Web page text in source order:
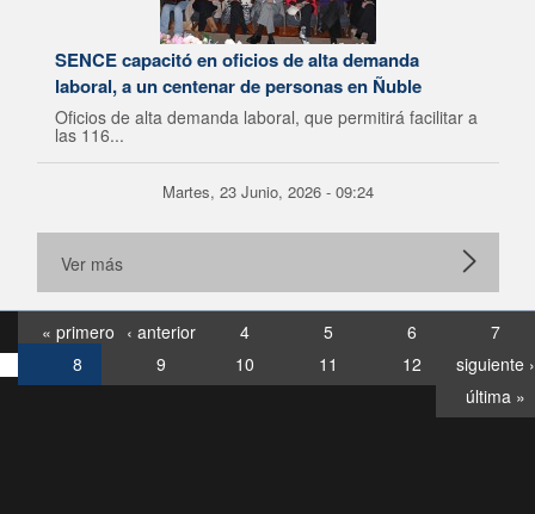
SENCE capacitó en oficios de alta demanda
laboral, a un centenar de personas en Ñuble
Oficios de alta demanda laboral, que permitirá facilitar a
las 116...
Martes, 23 Junio, 2026 - 09:24
Ver más
« primero ‹ anterior 4 5 6
7
8
9 10 11 12
siguiente ›
última »